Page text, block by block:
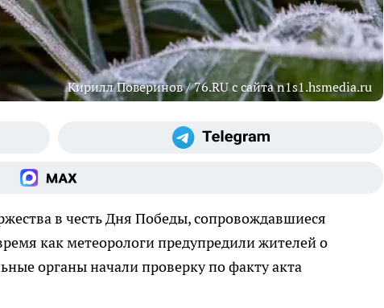
Кирилл Поверинов / 76.RU с сайта n1s1.hsmedia.ru
в честь Дня Победы, сопровождавшиеся
как метеорологи предупредили жителей о
органы начали проверку по факту акта